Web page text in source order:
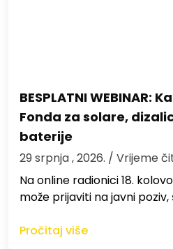
BESPLATNI WEBINAR:
Fonda za solare,
baterije
29 srpnja , 2026. / Vrijeme
Na online radionici 18.
može prijaviti na javni poziv,
Pročitaj više